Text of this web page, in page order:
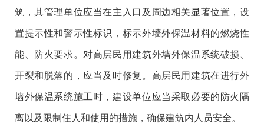
筑，其管理单位应当在主入口及周边相关显著位置，设
置提示性和警示性标识，标示外墙外保温材料的燃烧性
能、防火要求。对高层民用建筑外墙外保温系统破损、
开裂和脱落的，应当及时修复。高层民用建筑在进行外
墙外保温系统施工时，建设单位应当采取必要的防火隔
离以及限制住人和使用的措施，确保建筑内人员安全。